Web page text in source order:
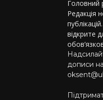
Головний
Редакція
відкрите
дописи